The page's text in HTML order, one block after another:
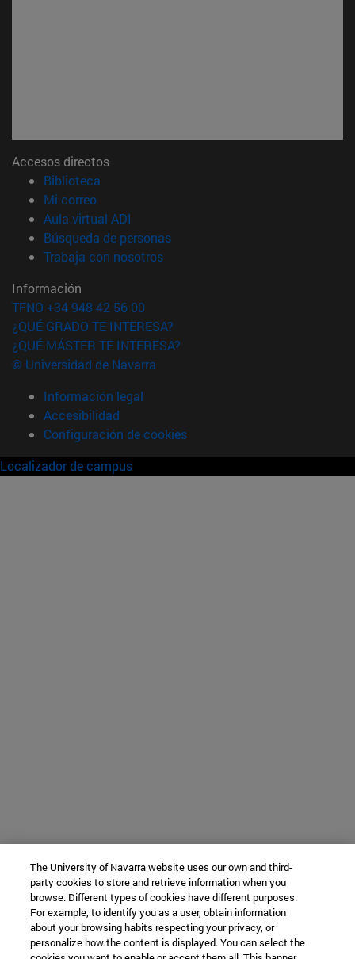
Accesos directos
Biblioteca
Mi correo(abre en nueva ventana)
Aula virtual ADI
Búsqueda de personas(abre en nueva ventana)
Trabaja con nosotros(abre en nueva ventana)
Información
TFNO +34 948 42 56 00
¿QUÉ GRADO TE INTERESA?
¿QUÉ MÁSTER TE INTERESA?
© Universidad de Navarra
Información legal
Accesibilidad
Configuración de cookies
Localizador de campus
The University of Navarra website uses our own and third-
party cookies to store and retrieve information when you
browse. Different types of cookies have different purposes.
For example, to identify you as a user, obtain information
about your browsing habits respecting your privacy, or
personalize how the content is displayed. You can select the